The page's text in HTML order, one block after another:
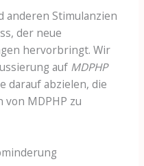
anderen Stimulanzien
der neue
hervorbringt. Wir
auf MDPHP
darauf abzielen, die
MDPHP zu